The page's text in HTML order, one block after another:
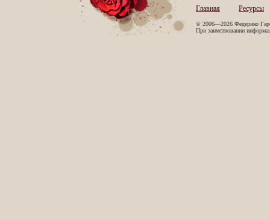
Главная Ресурсы
© 2006—2026 Федерико
При заимствовании